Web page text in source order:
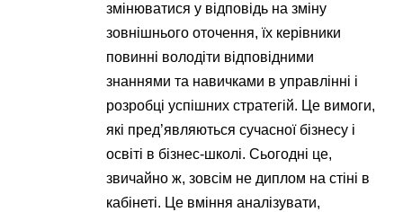
змінюватися у відповідь на зміну
зовнішнього оточення, їх керівники
повинні володіти відповідними
знаннями та навичками в управлінні і
розробці успішних стратегій. Це вимоги,
які пред’являються сучасної бізнесу і
освіті в бізнес-школі. Сьогодні це,
звичайно ж, зовсім не диплом на стіні в
кабінеті. Це вміння аналізувати,